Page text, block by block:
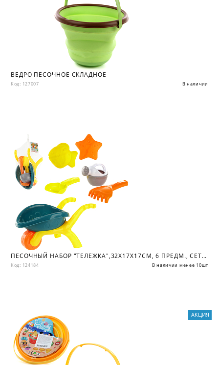
ВЕДРО ПЕСОЧНОЕ СКЛАДНОЕ
Код: 127007 В наличии
ПЕСОЧНЫЙ НАБОР "ТЕЛЕЖКА",32Х17Х17СМ, 6 ПРЕДМ., СЕТКА
Код: 124184 В наличии менее 10шт
АКЦИЯ